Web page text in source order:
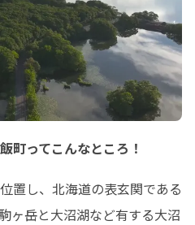
町ってこんなところ！
置し、北海道の表玄関である
ヶ岳と大沼湖など有する大沼